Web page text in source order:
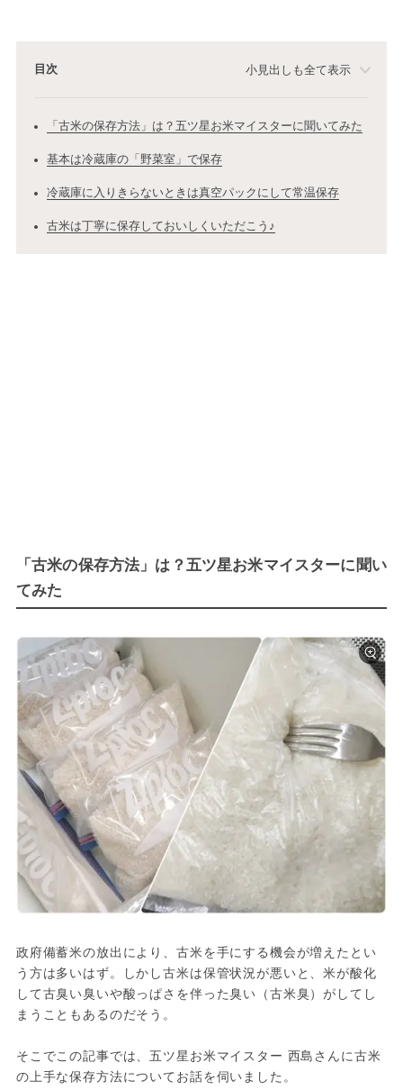
目次 小見出しも全て表示
「古米の保存方法」は？五ツ星お米マイスターに聞いてみた
基本は冷蔵庫の「野菜室」で保存
冷蔵庫に入りきらないときは真空パックにして常温保存
古米は丁寧に保存しておいしくいただこう♪
「古米の保存方法」は？五ツ星お米マイスターに聞い
てみた
政府備蓄米の放出により、古米を手にする機会が増えたとい
う方は多いはず。しかし古米は保管状況が悪いと、米が酸化
して古臭い臭いや酸っぱさを伴った臭い（古米臭）がしてし
まうこともあるのだそう。
そこでこの記事では、五ツ星お米マイスター 西島さんに古米
の上手な保存方法についてお話を伺いました。